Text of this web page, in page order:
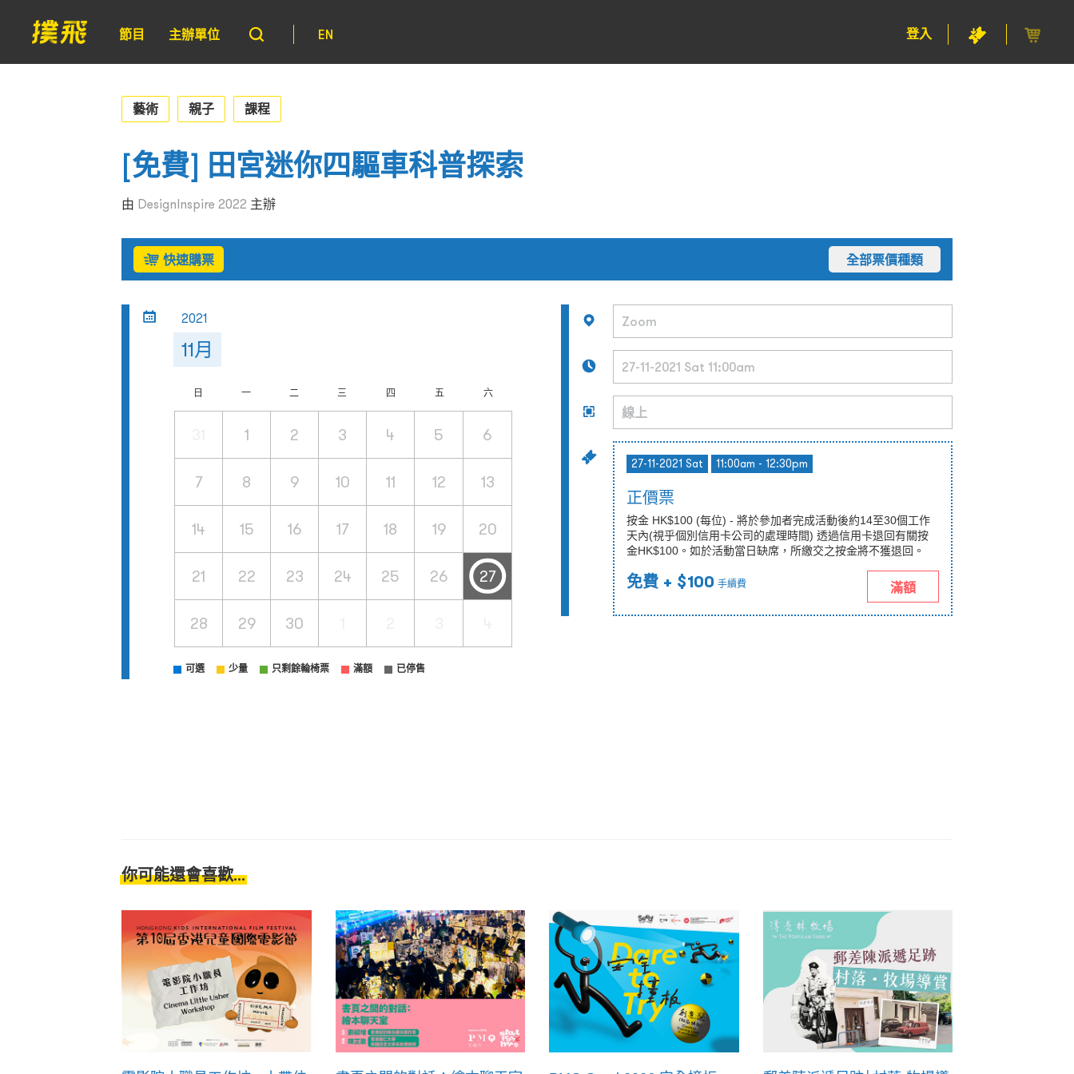
節目 主辦單位 EN 登入
藝術 親子 課程
[免費] 田宮迷你四驅車科普探索
由 DesignInspire 2022 主辦
快速購票 全部票價種類
2021
11月
日 一 二 三 四 五 六
1 2 3 4 5 6
7 8 9 10 11 12 13
14 15 16 17 18 19 20
21 22 23 24 25 26 27
28 29 30
可選 少量 只剩餘輪椅票 滿額 已停售
27-11-2021 Sat 11:00am - 12:30pm
正價票
按金 HK$100 (每位) - 將於參加者完成活動後約14至30個工作
天內(視乎個別信用卡公司的處理時間) 透過信用卡退回有關按
金HK$100。如於活動當日缺席，所繳交之按金將不獲退回。
免費 + $100 手續費 滿額
你可能還會喜歡...